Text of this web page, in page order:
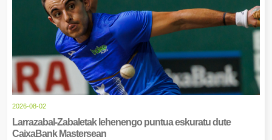
2026-08-02
Larrazabal-Zabaletak lehenengo puntua eskuratu dute
CaixaBank Mastersean